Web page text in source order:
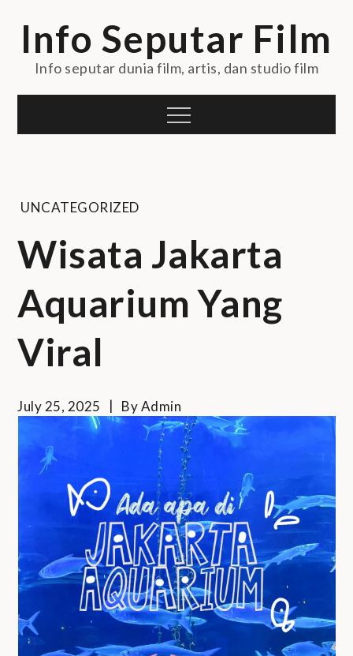
Info Seputar Film
Info seputar dunia film, artis, dan studio film
Menu
UNCATEGORIZED
Wisata Jakarta
Aquarium Yang
Viral
July 25, 2025 ByAdmin